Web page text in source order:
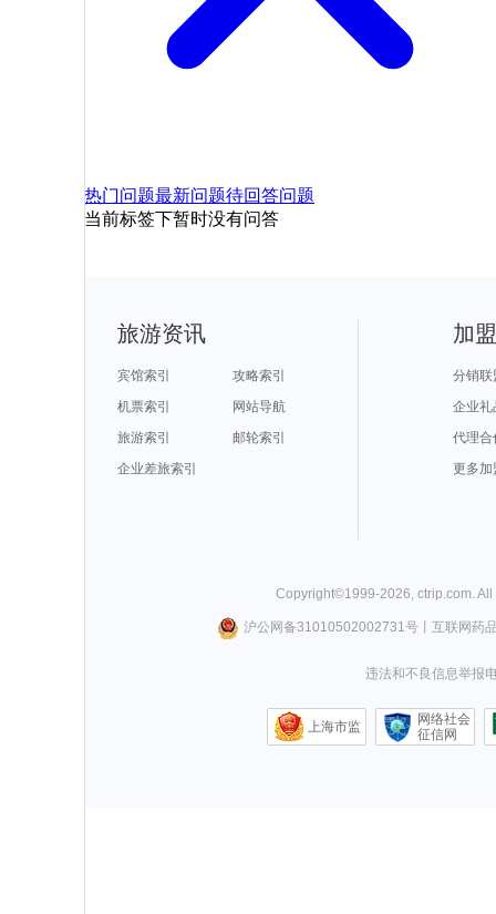
热门问题最新问题待回答问题
当前标签下暂时没有问答
旅游资讯
宾馆索引
攻略索引
机票索引
网站导航
旅游索引
邮轮索引
企业差旅索引
加
分销联
企业礼
代理合
更多加
Copyright©1999-2026, ctrip.com.
沪公网备31010502002731号丨 互联网药
违法和不良信息举报
上海市监
网络社会
征信网